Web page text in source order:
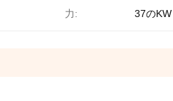
力: 37のKW